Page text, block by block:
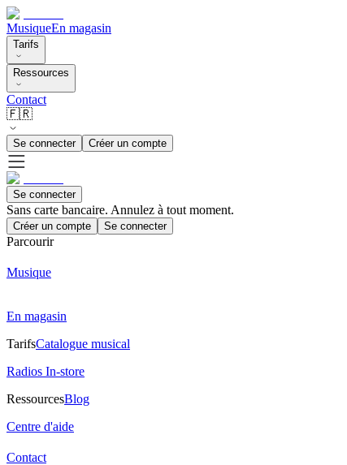
MusiqueEn magasin
Tarifs
Ressources
Contact
🇫🇷
Se connecter Créer un compte
Se connecter
Sans carte bancaire. Annulez à tout moment.
Créer un compte Se connecter
Parcourir
Musique
En magasin
TarifsCatalogue musical
Radios In-store
RessourcesBlog
Centre d'aide
Contact